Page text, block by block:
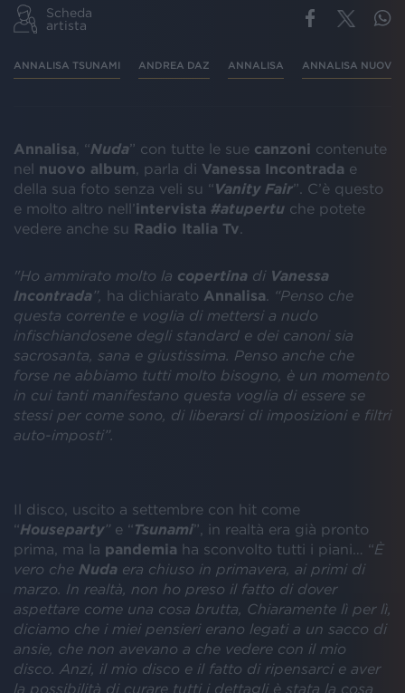
Scheda
artista
ANNALISA TSUNAMI ANDREA DAZ ANNALISA ANNALISA NUOVO
Annalisa “Nuda” con tutte le sue canzoni contenute
nel nuovo album , parla di Vanessa Incontrada e
della sua foto senza veli su “Vanity Fair”. C’è questo
e molto altro nell’intervista #atupertu che potete
vedere anche su Radio Italia Tv
"Ho ammirato molto la copertina di Vanessa
Incontrada”, ha dichiarato Annalisa
“Penso che
questa corrente e voglia di mettersi a nudo
infischiandosene degli standard e dei canoni sia
sacrosanta, sana e giustissima. Penso anche che
forse ne abbiamo tutti molto bisogno, è un momento
in cui tanti manifestano questa voglia di essere se
stessi per come sono, di liberarsi di imposizioni e filtri
auto-imposti”.
Il disco, uscito a settembre con hit come
“Houseparty”e “Tsunami”, in realtà era già pronto
prima, ma la pandemia ha sconvolto tutti i piani… “È
vero che Nuda era chiuso in primavera, ai primi di
marzo. In realtà, non ho preso il fatto di dover
aspettare come una cosa brutta, Chiaramente lì per lì,
diciamo che i miei pensieri erano legati a un sacco di
ansie, che non avevano a che vedere con il mio
disco. Anzi, il mio disco e il fatto di ripensarci e aver
la possibilità di curare tutti i dettagli è stata la cosa